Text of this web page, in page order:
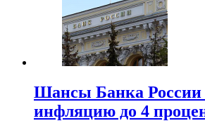
Шансы Банка России
инфляцию до 4